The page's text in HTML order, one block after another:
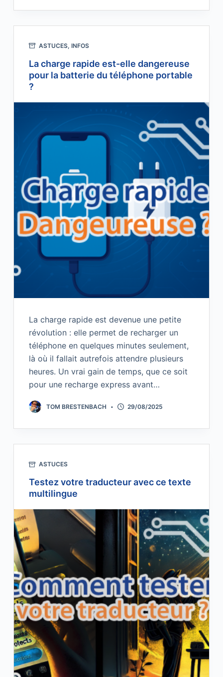
ASTUCES, INFOS
La charge rapide est-elle dangereuse
pour la batterie du téléphone portable
?
La charge rapide est devenue une petite
révolution : elle permet de recharger un
téléphone en quelques minutes seulement,
là où il fallait autrefois attendre plusieurs
heures. Un vrai gain de temps, que ce soit
pour une recharge express avant…
TOM BRESTENBACH 29/08/2025
ASTUCES
Testez votre traducteur avec ce texte
multilingue